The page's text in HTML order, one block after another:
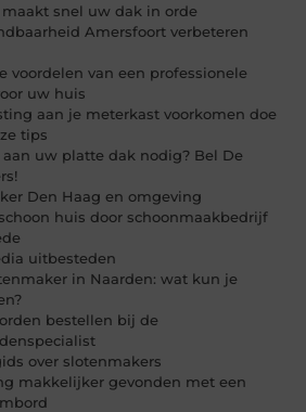
maakt snel uw dak in orde
Amersfoort verbeteren
voordelen van een professionele
uw huis
aan je meterkast voorkomen doe
tips
aan uw platte dak nodig? Bel De
Den Haag en omgeving
huis door schoonmaakbedrijf
uitbesteden
in Naarden: wat kun je
bestellen bij de
over slotenmakers
makkelijker gevonden met een